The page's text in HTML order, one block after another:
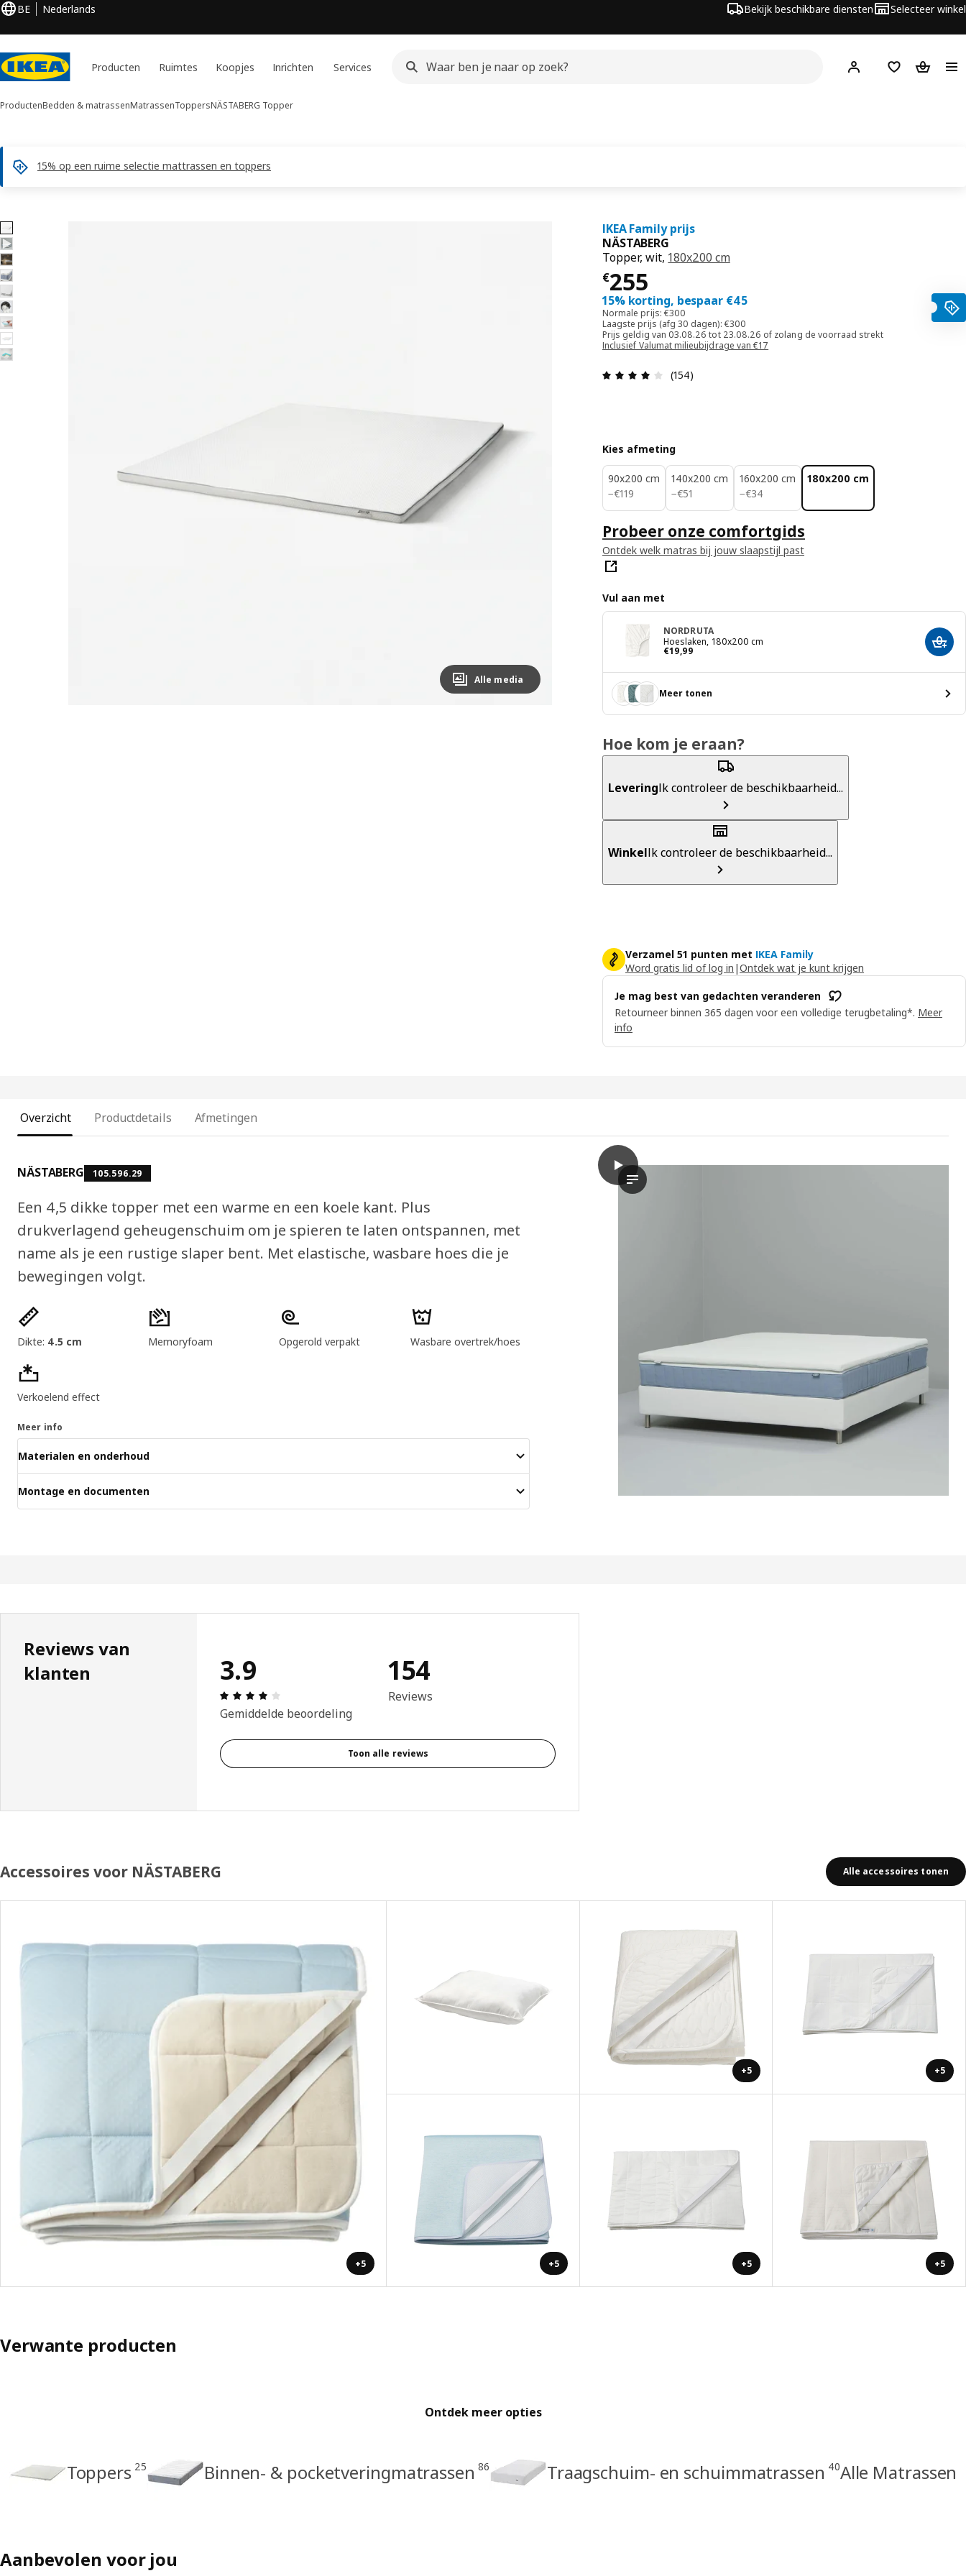
BE Nederlands Bekijk beschikbare diensten Selecteer winkel
Producten Ruimtes Koopjes Inrichten Services Hej! Log inVerlanglijstje
ProductenBedden & matrassenMatrassenToppersNÄSTABERG Topper
15% op een ruime selectie mattrassen en toppers
9 NÄSTABERG afbeeldingen
overslaan
Image zoomed out, normal view
Alle media
IKEA Family prijs
NÄSTABERG
Topper, wit, 180x200 cm
€255
€ 255
15% korting, bespaar €45
Normale prijs: €300
Laagste prijs (afg 30 dagen): €300
Prijs geldig van 03.08.26 tot 23.08.26 of zolang de voorraad strekt
Inclusief Valumat milieubijdrage van €17
Beoordeling: 3.9 van 5 sterren. Totaal beoordelingen:
(154)
Kies afmeting
90x200 cm
−€119
€ 119
140x200 cm
−€51
€ 51
160x200 cm
−€34
€ 34
180x200 cm
Probeer onze comfortgids
Ontdek welk matras bij jouw slaapstijl past
Vul aan met
NORDRUTA
Hoeslaken, 180x200 cm
€19,99
€ 19,99
Meer tonen
Hoe kom je eraan?
LeveringIk controleer de beschikbaarheid...
WinkelIk controleer de beschikbaarheid...
Verzamel 51 punten met IKEA Family
Word gratis lid of log in |Ontdek wat je kunt krijgen
Je mag best van gedachten veranderen
Retourneer binnen 365 dagen voor een volledige terugbetaling*. Meer
info
Overzicht Productdetails Afmetingen
NÄSTABERG 105.596.29
Een 4,5 dikke topper met een warme en een koele kant. Plus
drukverlagend geheugenschuim om je spieren te laten ontspannen, met
name als je een rustige slaper bent. Met elastische, wasbare hoes die je
bewegingen volgt.
Producteigenschappen
Dikte: 4.5 cm Memoryfoam Opgerold verpakt Wasbare overtrek/hoes
Verkoelend effect
Meer info
Materialen en onderhoud
Montage en documenten
play
De video toont een demonstratie van een matrasbeschermer met de
NÄSTABERG Topper, wit, 180x200 cm
Reviews van
klanten
3.9
Beoordeling: 3.9 van 5 sterren. Totaal beoordelingen: 154
Gemiddelde beoordeling
154
Reviews
Toon alle reviews
Accessoires voor NÄSTABERG Alle accessoires tonen
+5
+5 +5
+5 +5 +5
Verwante producten
Ontdek meer opties
Toppers 25 Binnen- & pocketveringmatrassen 86 Traagschuim- en schuimmatrassen 40Alle Matrassen
Aanbevolen voor jou